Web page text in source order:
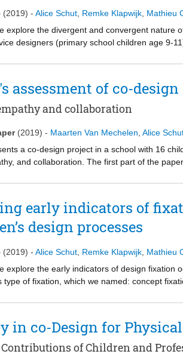
(2019) - Alice Schut Remke Klapwijk Mathieu
explore the divergent and convergent nature
designers (primary school children age 9-
2014; Yilmaz & Daly, 2014, 2016). Yet
might have been influenced by the type
uncovered with an additional analysis of the
will not necessarily promote divergent
Furthermore, responses indicating
(CT) and end with suggestions on how
assessment of co-
and collaboration
(2019) - Maarten Van Mechelen Alice
a co-design project in a school with 16
and collaboration. The first part of the
children's assessments of these skills.
early indicators of
design processes
(2019) - Alice Schut Remke Klapwijk Mathieu
explore the early indicators of design fixation
type of fixation, which we named: concept
into final designs. Until now, research
be identified at an earlier moment through
a case study in which we explored early
in co-Design for
of Children and